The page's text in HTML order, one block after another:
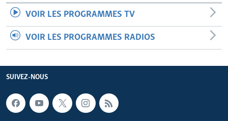
VOIR LES PROGRAMMES TV
VOIR LES PROGRAMMES RADIOS
SUIVEZ-NOUS